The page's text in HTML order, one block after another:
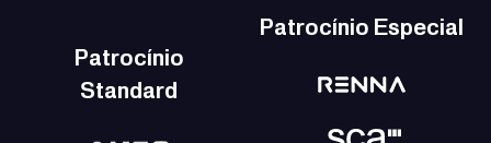
Patrocínio
Standard
Patrocínio Especial